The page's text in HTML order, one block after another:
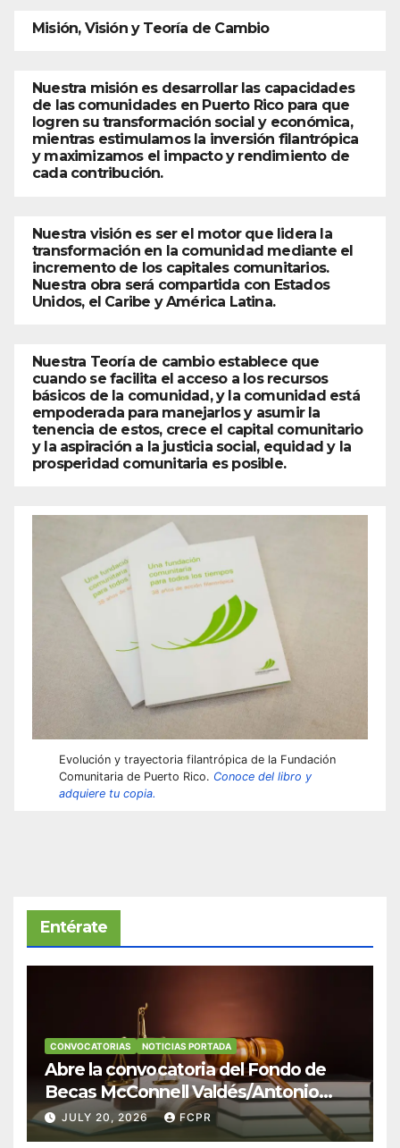
Misión, Visión y Teoría de Cambio
Nuestra misión es desarrollar las capacidades
de las comunidades en Puerto Rico para que
logren su transformación social y económica,
mientras estimulamos la inversión filantrópica
y maximizamos el impacto y rendimiento de
cada contribución.
Nuestra visión es ser el motor que lidera la
transformación en la comunidad mediante el
incremento de los capitales comunitarios.
Nuestra obra será compartida con Estados
Unidos, el Caribe y América Latina.
Nuestra Teoría de cambio establece que
cuando se facilita el acceso a los recursos
básicos de la comunidad, y la comunidad está
empoderada para manejarlos y asumir la
tenencia de estos, crece el capital comunitario
y la aspiración a la justicia social, equidad y la
prosperidad comunitaria es posible.
Evolución y trayectoria filantrópica de la Fundación
Comunitaria de Puerto Rico. Conoce del libro y
adquiere tu copia.
Entérate
CONVOCATORIAS NOTICIAS PORTADA
Abre la convocatoria del Fondo de
Becas McConnell Valdés/Antonio
Escudero Viera para estudiantes de
Derecho en Puerto Rico
JULY 20, 2026 FCPR